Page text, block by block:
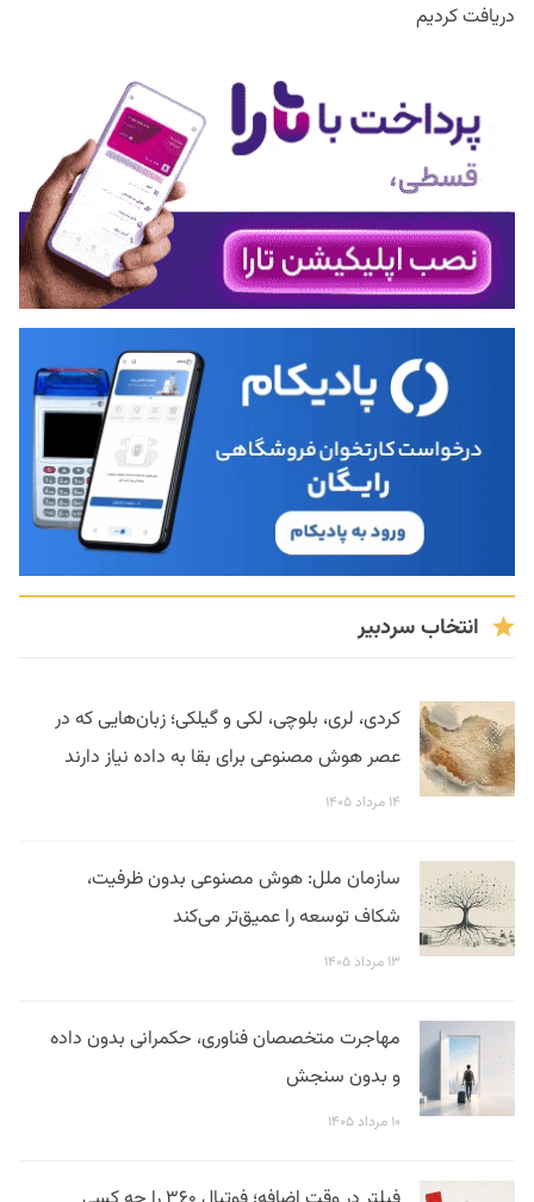
دریافت کردیم
انتخاب سردبیر
کردی، لری، بلوچی، لکی و گیلکی؛ زبان‌هایی که در
عصر هوش مصنوعی برای بقا به داده نیاز دارند
۱۴ مرداد ۱۴۰۵
سازمان ملل: هوش مصنوعی بدون ظرفیت،
شکاف توسعه را عمیق‌تر می‌کند
۱۳ مرداد ۱۴۰۵
مهاجرت متخصصان فناوری، حکمرانی بدون داده
و بدون سنجش
۱۰ مرداد ۱۴۰۵